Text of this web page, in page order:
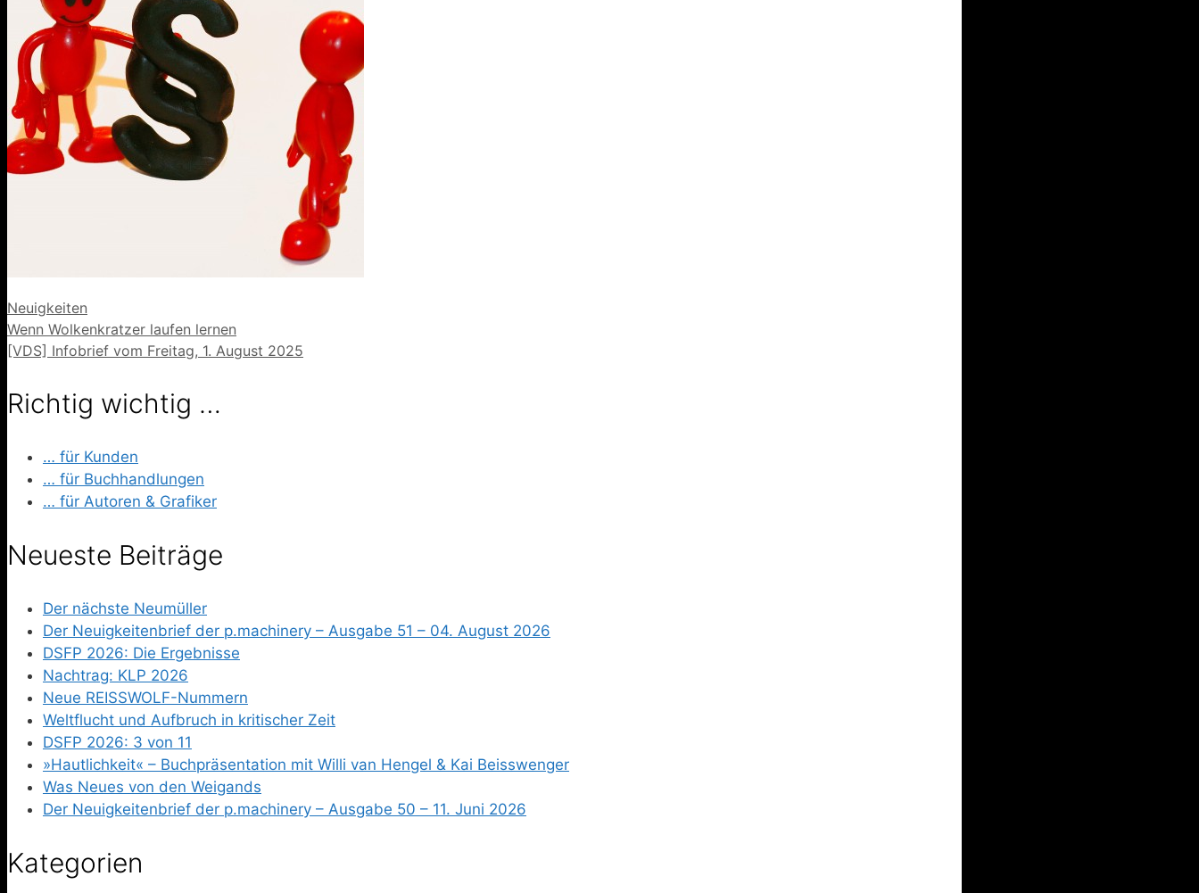
Kategorien
Neuigkeiten
Wenn Wolkenkratzer laufen lernen
[VDS] Infobrief vom Freitag, 1. August 2025
Richtig wichtig …
… für Kunden
… für Buchhandlungen
… für Autoren & Grafiker
Neueste Beiträge
Der nächste Neumüller
Der Neuigkeitenbrief der p.machinery – Ausgabe 51 – 04. August 2026
DSFP 2026: Die Ergebnisse
Nachtrag: KLP 2026
Neue REISSWOLF-Nummern
Weltflucht und Aufbruch in kritischer Zeit
DSFP 2026: 3 von 11
»Hautlichkeit« – Buchpräsentation mit Willi van Hengel & Kai Beisswenger
Was Neues von den Weigands
Der Neuigkeitenbrief der p.machinery – Ausgabe 50 – 11. Juni 2026
Kategorien